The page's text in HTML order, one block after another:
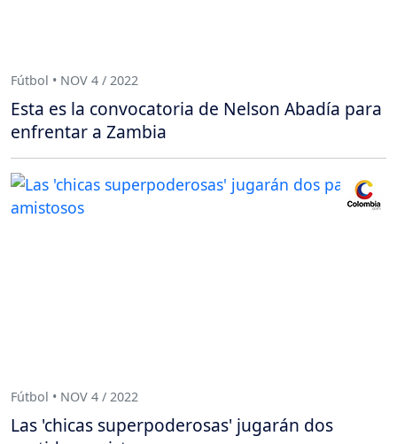
Fútbol • NOV 4 / 2022
Esta es la convocatoria de Nelson Abadía para
enfrentar a Zambia
Fútbol • NOV 4 / 2022
Las 'chicas superpoderosas' jugarán dos